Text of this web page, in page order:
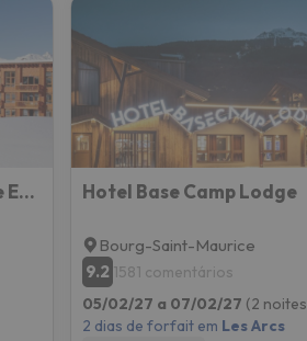
Odalys Prestige Residence Edenarc Hotel Base Camp Lodge
Bourg-Saint-Maurice
9.2 1581 comentários
05/02/27 a 07/02/27 (2
2 dias de forfait em Les Arcs